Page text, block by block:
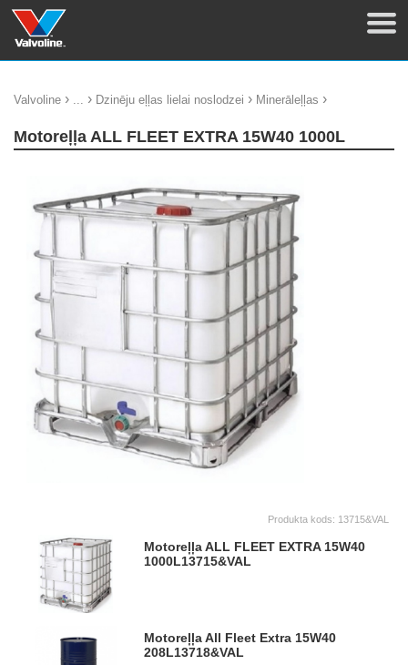
Valvoline › ... › Dzinēju eļļas lielai noslodzei › Minerāleļļas ›
Motoreļļa ALL FLEET EXTRA 15W40 1000L
Produkta kods: 13715&VAL
Motoreļļa ALL FLEET EXTRA 15W40
1000L13715&VAL
Motoreļļa All Fleet Extra 15W40
208L13718&VAL